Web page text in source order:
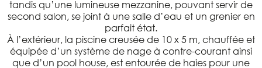
tandis qu’une lumineuse mezzanine, pouvant servir de
second salon, se joint à une salle d’eau et un grenier en
parfait état.
À l’extérieur, la piscine creusée de 10 x 5 m, chauffée et
équipée d’un système de nage à contre-courant ainsi
que d’un pool house, est entourée de haies pour une